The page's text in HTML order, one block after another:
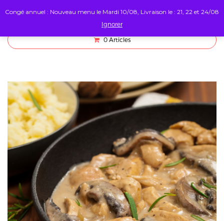
0 Articles
Congé annuel : Nouveau menu le Mardi 10/08, Livraison le : 21, 22 et 24/08
Ignorer